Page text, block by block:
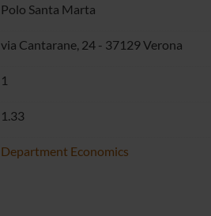
Polo Santa Marta
via Cantarane, 24 - 37129 Verona
1
1.33
Department Economics